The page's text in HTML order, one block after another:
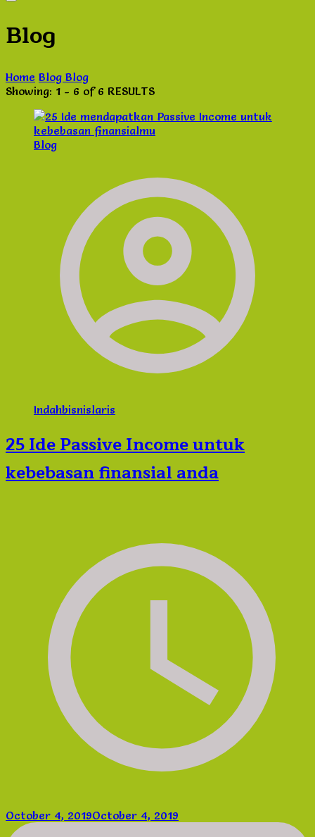
Blog
Home Blog Blog
Showing: 1 - 6 of 6 RESULTS
Blog
Indahbisnislaris
25 Ide Passive Income untuk
kebebasan finansial anda
October 4, 2019October 4, 2019